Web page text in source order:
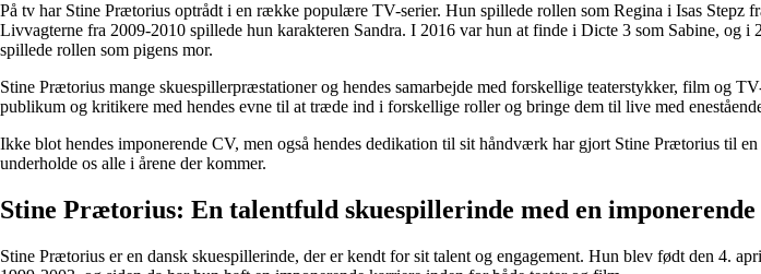
På tv har Stine Prætorius optrådt i en række populære TV-serier. Hun spillede rollen som Regina i Isas
Livvagterne fra 2009-2010 spillede hun karakteren Sandra. I 2016 var hun at finde i Dicte 3 som Sabine,
spillede rollen som pigens mor.
Stine Prætorius mange skuespillerpræstationer og hendes samarbejde med forskellige teaterstykker, film og
publikum og kritikere med hendes evne til at træde ind i forskellige roller og bringe dem til live med
Ikke blot hendes imponerende CV, men også hendes dedikation til sit håndværk har gjort Stine Prætorius til
underholde os alle i årene der kommer.
Stine Prætorius: En talentfuld skuespillerinde med en
Stine Prætorius er en dansk skuespillerinde, der er kendt for sit talent og engagement. Hun blev født den 4.